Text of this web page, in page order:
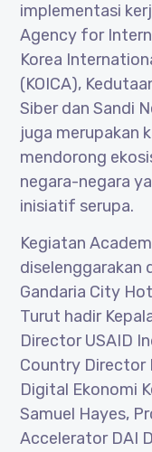
implementasi
Agency for
Korea
(KOICA),
Siber dan Sandi
juga merupakan
mendorong
negara-negara
inisiatif serupa.
Kegiatan
diselenggarakan
Gandaria City
Turut hadir
Director USAID
Country Director
Digital Ekonomi
Samuel Hayes,
Accelerator DAI